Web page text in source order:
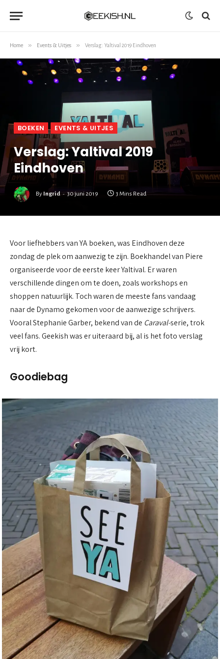
Home » Events & Uitjes » Verslag: Yaltival 2019 Eindhoven
BOEKEN EVENTS & UITJES
Verslag: Yaltival 2019
Eindhoven
By Ingrid 30 juni 2019 3 Mins Read
Voor liefhebbers van YA boeken, was Eindhoven deze
zondag de plek om aanwezig te zijn. Boekhandel van Piere
organiseerde voor de eerste keer Yaltival. Er waren
verschillende dingen om te doen, zoals workshops en
shoppen natuurlijk. Toch waren de meeste fans vandaag
naar de Dynamo gekomen voor de aanwezige schrijvers.
Vooral Stephanie Garber, bekend van de Caraval-serie, trok
veel fans. Geekish was er uiteraard bij, al is het foto verslag
vrij kort.
Goodiebag